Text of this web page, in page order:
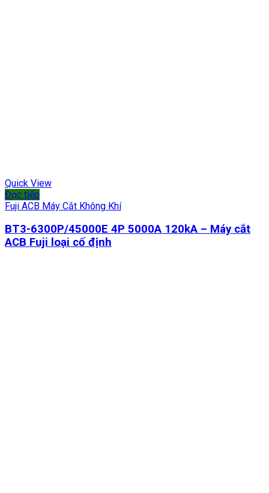
Quick View
Đọc tiếp
Fuji ACB Máy Cắt Không Khí
BT3-6300P/45000E 4P 5000A 120kA – Máy cắt
ACB Fuji loại cố định